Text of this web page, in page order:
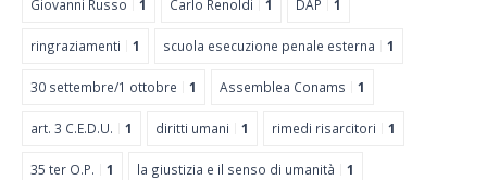
Giovanni Russo 1 Carlo Renoldi 1 DAP 1
ringraziamenti 1 scuola esecuzione penale esterna 1
30 settembre/1 ottobre 1 Assemblea Conams 1
art. 3 C.E.D.U. 1 diritti umani 1 rimedi risarcitori 1
35 ter O.P. 1 la giustizia e il senso di umanità 1